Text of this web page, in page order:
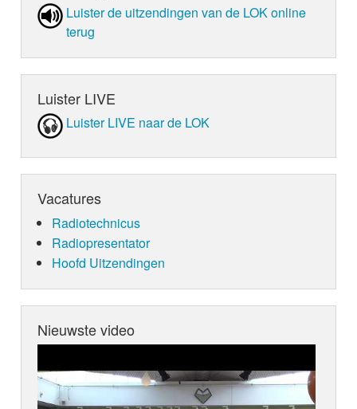
Luister de uit­zen­din­gen van de LOK online
terug
Luister LIVE
Luister LIVE naar de LOK
Vacatures
Radiotechnicus
Radiopresentator
Hoofd Uitzendingen
Nieuwste video